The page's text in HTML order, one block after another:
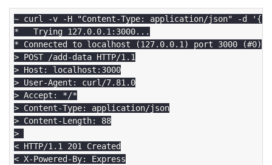
~ curl -v -H "Content-Type: application/json" -d
*   Trying 127.0.0.1:3000...
* Connected to localhost (127.0.0.1) port 3000 (#0)
> POST /add-data HTTP/1.1
> Host: localhost:3000
> User-Agent: curl/7.81.0
> Accept: */*
> Content-Type: application/json
> Content-Length: 88
>
< HTTP/1.1 201 Created
< X-Powered-By: Express